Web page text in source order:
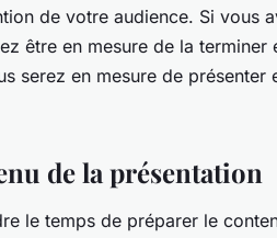
de votre audience. Si vous
être en mesure de la terminer
serez en mesure de présenter
de la présentation
le temps de préparer le